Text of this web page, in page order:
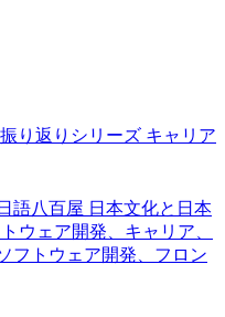
振り返りシリーズ キャリア
日語八百屋 日本文化と日本
ウェア開発、キャリア、
フトウェア開発、フロン